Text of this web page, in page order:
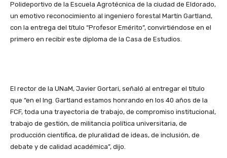
Polideportivo de la Escuela Agrotécnica de la ciudad de Eldorado,
un emotivo reconocimiento al ingeniero forestal Martín Gartland,
con la entrega del título “Profesor Emérito”, convirtiéndose en el
primero en recibir este diploma de la Casa de Estudios.
El rector de la UNaM, Javier Gortari, señaló al entregar el título
que “en el Ing. Gartland estamos honrando en los 40 años de la
FCF, toda una trayectoria de trabajo, de compromiso institucional,
trabajo de gestión, de militancia política universitaria, de
producción científica, de pluralidad de ideas, de inclusión, de
debate y de calidad académica”, dijo.